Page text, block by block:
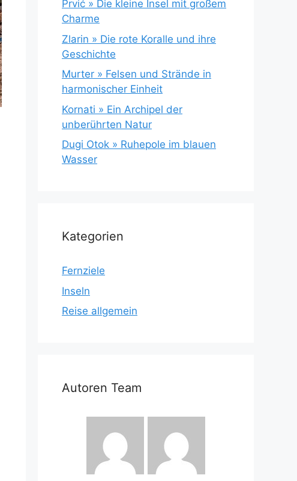
Prvić » Die kleine Insel mit großem
Charme
Zlarin » Die rote Koralle und ihre
Geschichte
Murter » Felsen und Strände in
harmonischer Einheit
Kornati » Ein Archipel der
unberührten Natur
Dugi Otok » Ruhepole im blauen
Wasser
Kategorien
Fernziele
Inseln
Reise allgemein
Autoren Team